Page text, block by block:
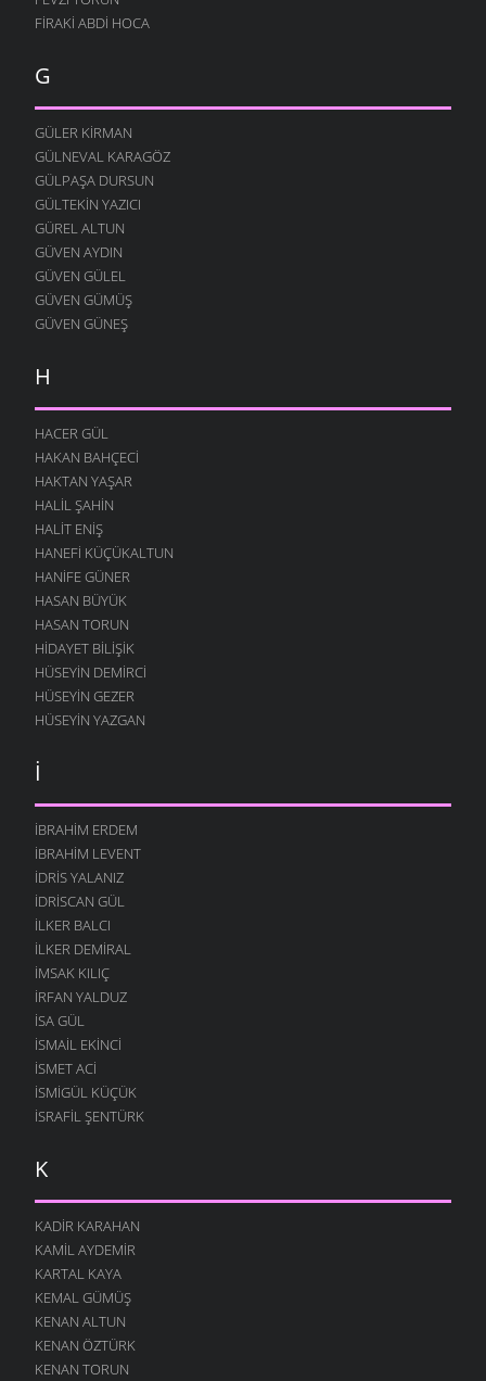
FIRAKI ABDI HOCA
G
GÜLER KIRMAN
GÜLNEVAL KARAGÖZ
GÜLPAŞA DURSUN
GÜLTEKIN YAZICI
GÜREL ALTUN
GÜVEN AYDIN
GÜVEN GÜLEL
GÜVEN GÜMÜŞ
GÜVEN GÜNEŞ
H
HACER GÜL
HAKAN BAHÇECI
HAKTAN YAŞAR
HALIL ŞAHIN
HALIT ENIŞ
HANEFI KÜÇÜKALTUN
HANIFE GÜNER
HASAN BÜYÜK
HASAN TORUN
HIDAYET BILIŞIK
HÜSEYIN DEMIRCI
HÜSEYIN GEZER
HÜSEYIN YAZGAN
İ
İBRAHIM ERDEM
İBRAHIM LEVENT
İDRIS YALANIZ
IDRISCAN GÜL
İLKER BALCI
İLKER DEMIRAL
İMSAK KILIÇ
İRFAN YALDUZ
ISA GÜL
ISMAIL EKINCI
İSMET ACI
İSMIGÜL KÜÇÜK
İSRAFIL ŞENTÜRK
K
KADIR KARAHAN
KAMIL AYDEMIR
KARTAL KAYA
KEMAL GÜMÜŞ
KENAN ALTUN
KENAN ÖZTÜRK
KENAN TORUN